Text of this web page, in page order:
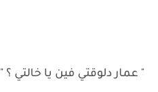
" عمار دلوقتي فين يا خالتي ؟ "